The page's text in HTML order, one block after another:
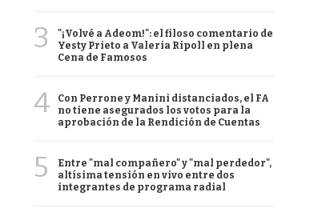
3
"¡Volvé a Adeom!": el filoso comentario de
Yesty Prieto a Valeria Ripoll en plena
Cena de Famosos
4
Con Perrone y Manini distanciados, el FA
no tiene asegurados los votos para la
aprobación de la Rendición de Cuentas
5
Entre "mal compañero" y "mal perdedor",
altísima tensión en vivo entre dos
integrantes de programa radial